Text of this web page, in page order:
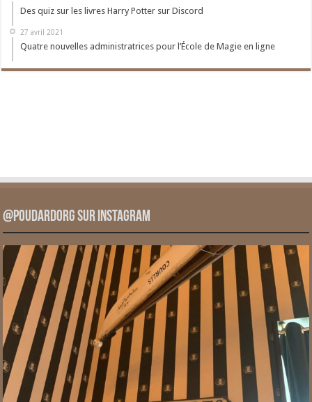
Des quiz sur les livres Harry Potter sur Discord
27 avril 2021
Quatre nouvelles administratrices pour l’École de Magie en ligne
@PoudardOrg sur Instagram